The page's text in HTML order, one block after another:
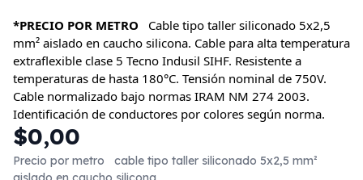
*PRECIO POR METRO
Cable tipo taller siliconado 5x2,5
mm² aislado en caucho silicona. Cable para alta temperatura
extraflexible clase 5 Tecno Indusil SIHF. Resistente a
temperaturas de hasta 180°C. Tensión nominal de 750V.
Cable normalizado bajo normas IRAM NM 274 2003.
Identificación de conductores por colores según norma.
$0,00
Precio por metro cable tipo taller siliconado 5x2,5 mm²